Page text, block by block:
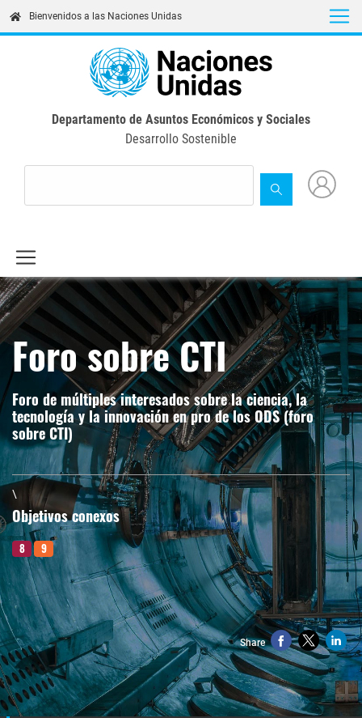
content
Bienvenidos a las Naciones Unidas
Departamento de Asuntos Económicos y Sociales
Desarrollo Sostenible
Foro sobre CTI
Foro de múltiples interesados sobre la ciencia, la
tecnología y la innovación en pro de los ODS (foro
sobre CTI)
\
Objetivos conexos
8 9
Share